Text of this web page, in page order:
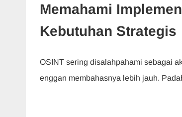
Memahami
Kebutuhan Strategis
OSINT sering disalahpahami sebagai
enggan membahasnya lebih jauh.